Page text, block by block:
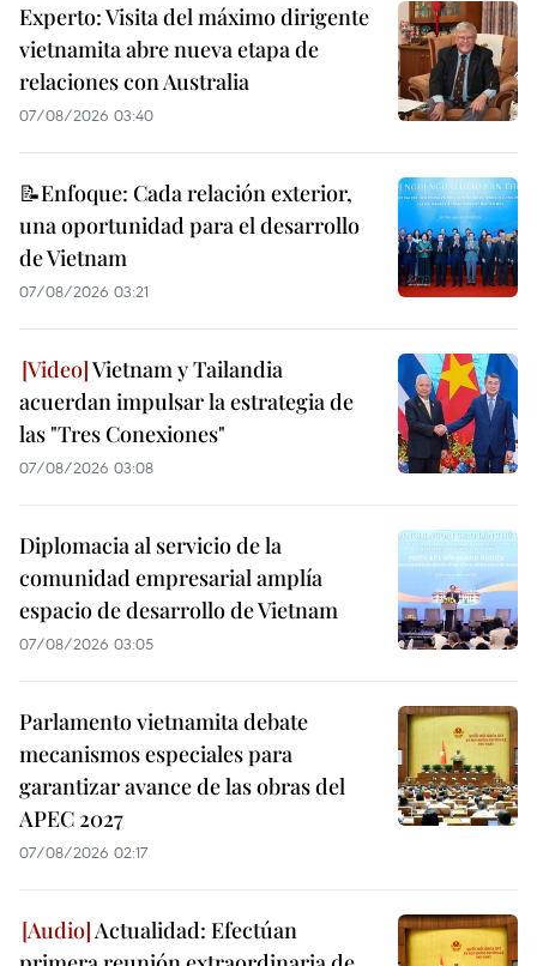
Experto: Visita del máximo dirigente
vietnamita abre nueva etapa de
relaciones con Australia
07/08/2026 03:40
📝Enfoque: Cada relación exterior,
una oportunidad para el desarrollo
de Vietnam
07/08/2026 03:21
Vietnam y Tailandia
acuerdan impulsar la estrategia de
las "Tres Conexiones"
07/08/2026 03:08
Diplomacia al servicio de la
comunidad empresarial amplía
espacio de desarrollo de Vietnam
07/08/2026 03:05
Parlamento vietnamita debate
mecanismos especiales para
garantizar avance de las obras del
APEC 2027
07/08/2026 02:17
Actualidad: Efectúan